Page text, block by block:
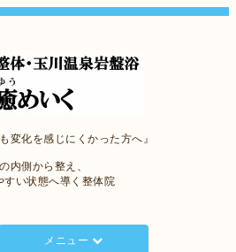
変化を感じにくかった方へ』
内側から整え、
すい状態へ導く整体院
メニュー